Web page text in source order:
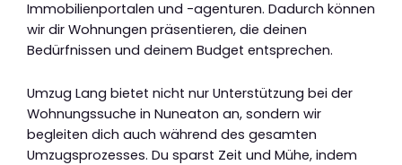
Immobilienportalen und -agenturen. Dadurch können
wir dir Wohnungen präsentieren, die deinen
Bedürfnissen und deinem Budget entsprechen.
Umzug Lang bietet nicht nur Unterstützung bei der
Wohnungssuche in Nuneaton an, sondern wir
begleiten dich auch während des gesamten
Umzugsprozesses. Du sparst Zeit und Mühe, indem